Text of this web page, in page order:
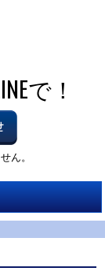
で！
ん。